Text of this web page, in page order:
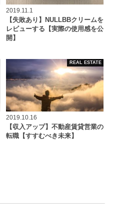
2019.11.1
【失敗あり】NULLBBクリームを
レビューする【実際の使用感を公
開】
REAL ESTATE
2019.10.16
【収入アップ】不動産賃貸営業の
転職【すすむべき未来】